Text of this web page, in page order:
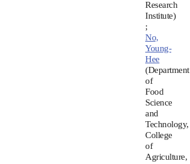
Research
Institute)
;
No,
Young-
Hee
(Department
of
Food
Science
and
Technology,
College
of
Agriculture,